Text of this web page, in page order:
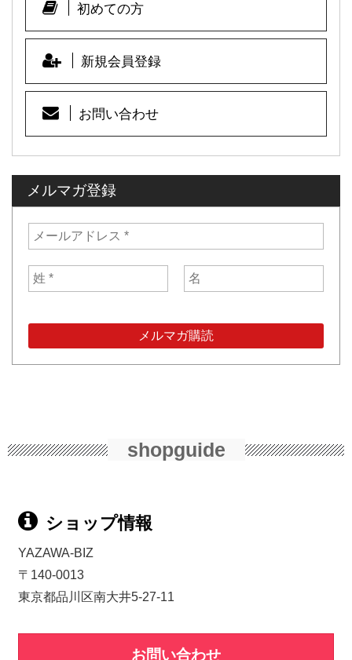
初めての方
新規会員登録
お問い合わせ
メルマガ登録
shopguide
ショップ情報
YAZAWA-BIZ
〒140-0013
東京都品川区南大井5-27-11
お問い合わせ